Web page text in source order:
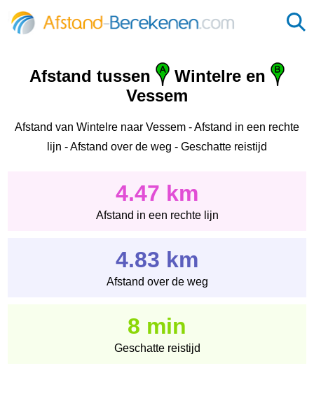
Afstand tussen
Wintelre en
Vessem
Afstand van Wintelre naar Vessem - Afstand in een rechte
lijn - Afstand over de weg - Geschatte reistijd
4.47 km
Afstand in een rechte lijn
4.83 km
Afstand over de weg
8 min
Geschatte reistijd